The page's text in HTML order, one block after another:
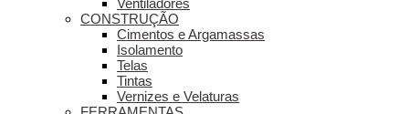
Ventiladores
CONSTRUÇÃO
Cimentos e Argamassas
Isolamento
Telas
Tintas
Vernizes e Velaturas